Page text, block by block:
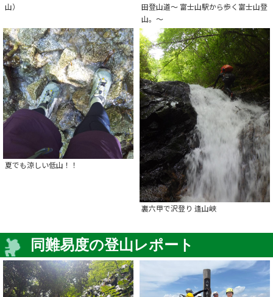
山）
田登山道～ 富士山駅から歩く富士山登
山。～
夏でも涼しい低山！！
裏六甲で沢登り 逢山峡
同難易度の登山レポート